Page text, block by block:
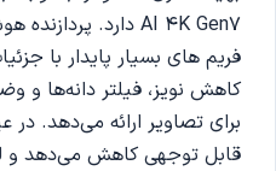
فریم های بسیار پایدار با
کاهش نویز، فیلتر دانه‌ها و
برای تصاویر ارائه می‌دهد. در
قابل توجهی کاهش می‌دهد و